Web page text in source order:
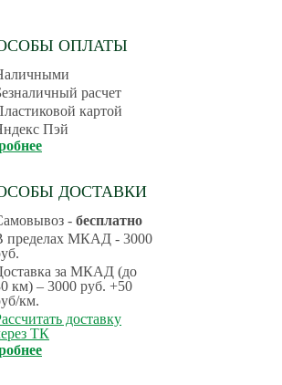
ОПЛАТЫ
расчет
картой
Пэй
ДОСТАВКИ
- бесплатно
пределах МКАД - 3000
за МКАД (до
км) – 3000 руб. +50
км.
доставку
ТК